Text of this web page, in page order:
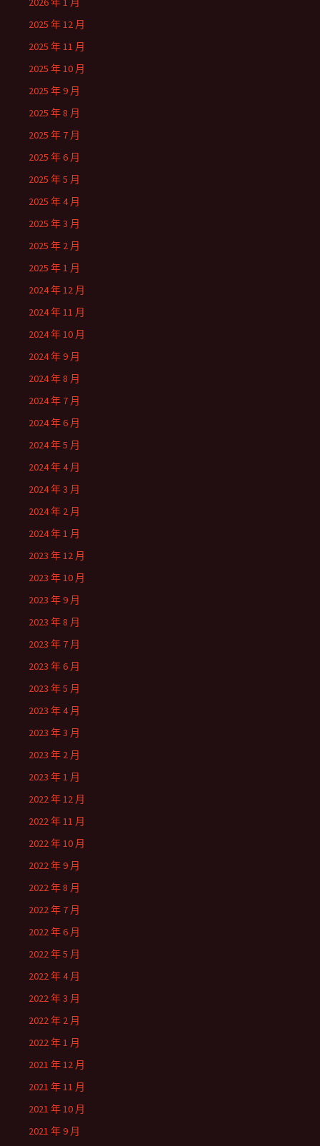
2025 年 12 月
2025 年 11 月
2025 年 10 月
2025 年 9 月
2025 年 8 月
2025 年 7 月
2025 年 6 月
2025 年 5 月
2025 年 4 月
2025 年 3 月
2025 年 2 月
2025 年 1 月
2024 年 12 月
2024 年 11 月
2024 年 10 月
2024 年 9 月
2024 年 8 月
2024 年 7 月
2024 年 6 月
2024 年 5 月
2024 年 4 月
2024 年 3 月
2024 年 2 月
2024 年 1 月
2023 年 12 月
2023 年 10 月
2023 年 9 月
2023 年 8 月
2023 年 7 月
2023 年 6 月
2023 年 5 月
2023 年 4 月
2023 年 3 月
2023 年 2 月
2023 年 1 月
2022 年 12 月
2022 年 11 月
2022 年 10 月
2022 年 9 月
2022 年 8 月
2022 年 7 月
2022 年 6 月
2022 年 5 月
2022 年 4 月
2022 年 3 月
2022 年 2 月
2022 年 1 月
2021 年 12 月
2021 年 11 月
2021 年 10 月
2021 年 9 月